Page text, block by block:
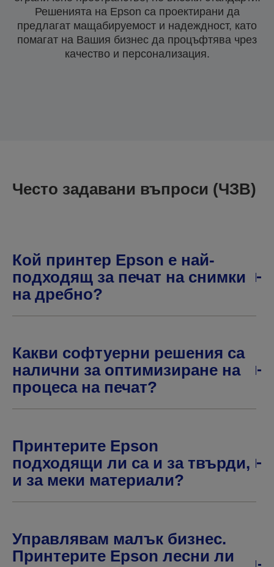
Решенията на Epson са проектирани да
предлагат мащабируемост и надеждност, като
помагат на Вашия бизнес да процъфтява чрез
качество и персонализация.
Често задавани въпроси (ЧЗВ)
Кой принтер Epson е най-
подходящ за печат на снимки
на дребно?
Какви софтуерни решения са
налични за оптимизиране на
процеса на печат?
Принтерите Epson
подходящи ли са и за твърди,
и за меки материали?
Управлявам малък бизнес.
Принтерите Epson лесни ли